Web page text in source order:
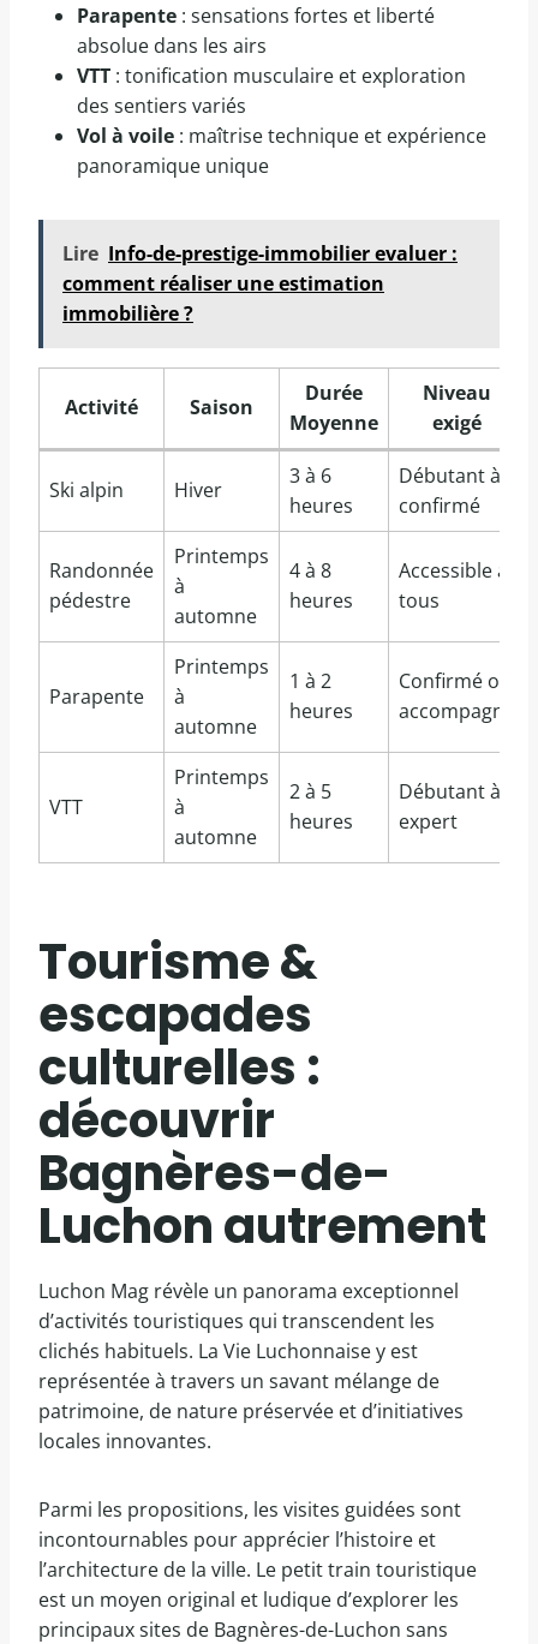
Parapente : sensations fortes et liberté
absolue dans les airs
VTT : tonification musculaire et exploration
des sentiers variés
Vol à voile : maîtrise technique et expérience
panoramique unique
Lire Info-de-prestige-immobilier evaluer :
comment réaliser une estimation
immobilière ?
Activité Saison
Durée
Moyenne
Niveau
exigé
Ski alpin Hiver
3 à 6
heures
Débutant à
confirmé
Randonnée
pédestre
Printemps
à
automne
4 à 8
heures
Accessible à
tous
Parapente
Printemps
à
automne
1 à 2
heures
Confirmé ou
accompagné
VTT
Printemps
à
automne
2 à 5
heures
Débutant à
expert
Tourisme &
escapades
culturelles :
découvrir
Bagnères-de-
Luchon autrement
Luchon Mag révèle un panorama exceptionnel
d’activités touristiques qui transcendent les
clichés habituels. La Vie Luchonnaise y est
représentée à travers un savant mélange de
patrimoine, de nature préservée et d’initiatives
locales innovantes.
Parmi les propositions, les visites guidées sont
incontournables pour apprécier l’histoire et
l’architecture de la ville. Le petit train touristique
est un moyen original et ludique d’explorer les
principaux sites de Bagnères-de-Luchon sans